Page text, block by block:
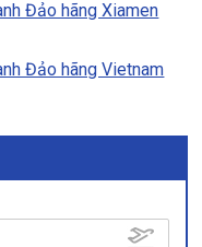
Đảo hãng Xiamen
Đảo hãng Vietnam